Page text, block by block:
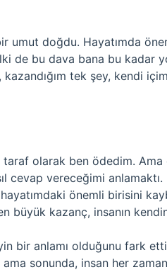
umut doğdu. Hayatımda
de bu dava bana bu kadar
tek şey, kendi
olarak ben ödedim. Ama
cevap vereceğimi anlamaktı.
önemli birisini
kazanç, insanın
bir anlamı olduğunu fark
ama sonunda, insan her